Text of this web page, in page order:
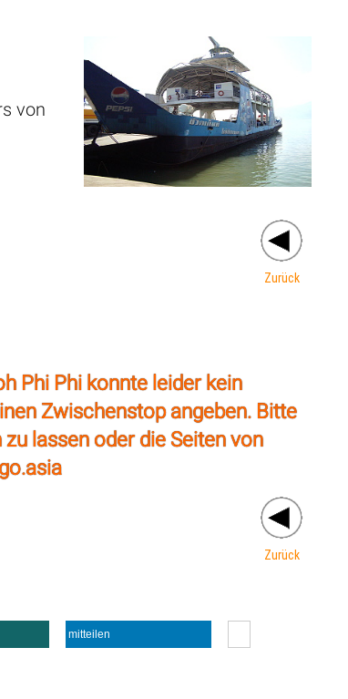
von
Zurück
Phi Phi konnte leider kein
Zwischenstop angeben. Bitte
lassen oder die Seiten von
Zurück
mitteilen